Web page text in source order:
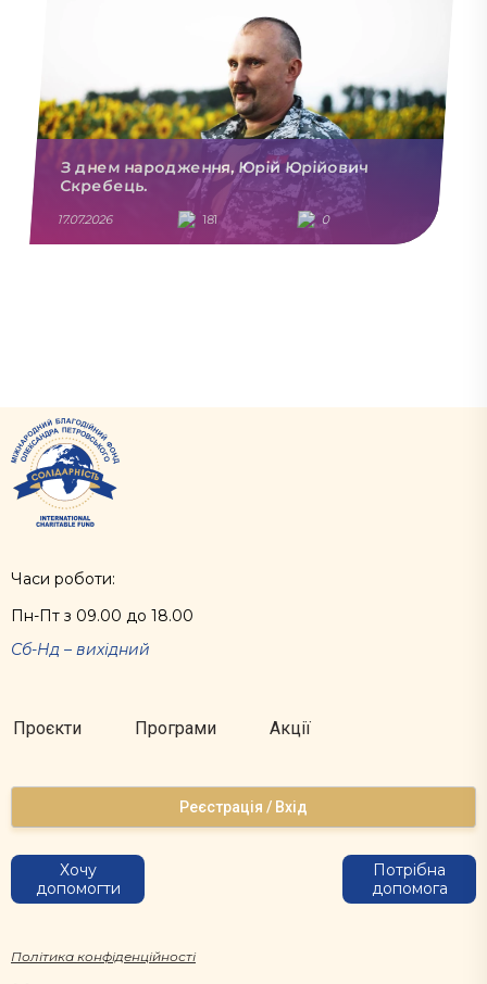
З днем народження, Юрій Юрійович
Скребець.
17.07.2026 181 0
Часи роботи:
Пн-Пт з 09.00 до 18.00
Сб-Нд – вихідний
Проєкти Програми Акції
Реєстрація / Вхід
Хочу
допомогти
Потрібна
допомога
Політика конфіденційності